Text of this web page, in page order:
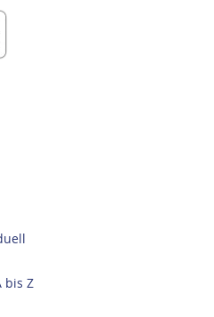
bis Z